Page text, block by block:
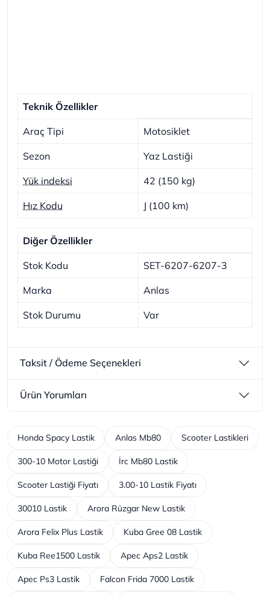
Teknik Özellikler
Araç Tipi Motosiklet
Sezon Yaz Lastiği
Yük indeksi 42 (150 kg)
Hız Kodu J (100 km)
Diğer Özellikler
Stok Kodu SET-6207-6207-3
Marka Anlas
Stok Durumu Var
Taksit / Ödeme Seçenekleri
Ürün Yorumları
Honda Spacy Lastik Anlas Mb80 Scooter Lastikleri
300-10 Motor Lastiği İrc Mb80 Lastik
Scooter Lastiği Fiyatı 3.00-10 Lastik Fiyatı
30010 Lastik Arora Rüzgar New Lastik
Arora Felix Plus Lastik Kuba Gree 08 Lastik
Kuba Ree1500 Lastik Apec Aps2 Lastik
Apec Ps3 Lastik Falcon Frida 7000 Lastik